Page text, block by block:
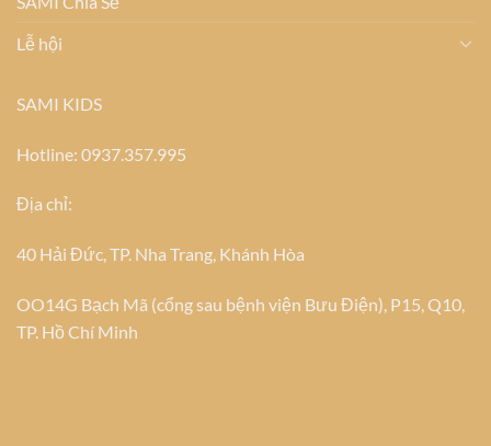
Lễ hội
SAMI KIDS
Hotline: 0937.357.995
Địa chỉ:
40 Hải Đức, TP. Nha Trang, Khánh Hòa
OO14G Bạch Mã (cổng sau bệnh viện Bưu Điện), P15, Q10,
TP. Hồ Chí Minh